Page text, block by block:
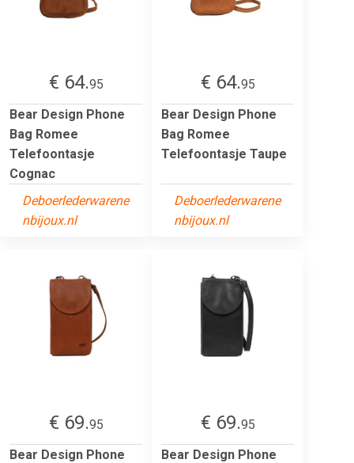
€ 64.95
Bear Design Phone
Bag Romee
Telefoontasje
Cognac
Deboerlederwarene
nbijoux.nl
€ 64.95
Bear Design Phone
Bag Romee
Telefoontasje Taupe
Deboerlederwarene
nbijoux.nl
€ 69.95
Bear Design Phone
€ 69.95
Bear Design Phone